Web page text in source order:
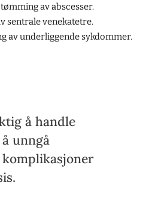
av abscesser.
sentrale venekatetre.
av underliggende sykdommer.
å handle
unngå